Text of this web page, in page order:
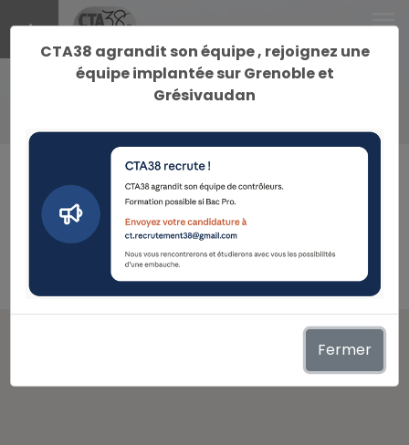
menu
Localisation Le Touvet
Localisation
CTA38 agrandit son équipe , rejoignez une
équipe implantée sur Grenoble et
Grésivaudan
Fermer